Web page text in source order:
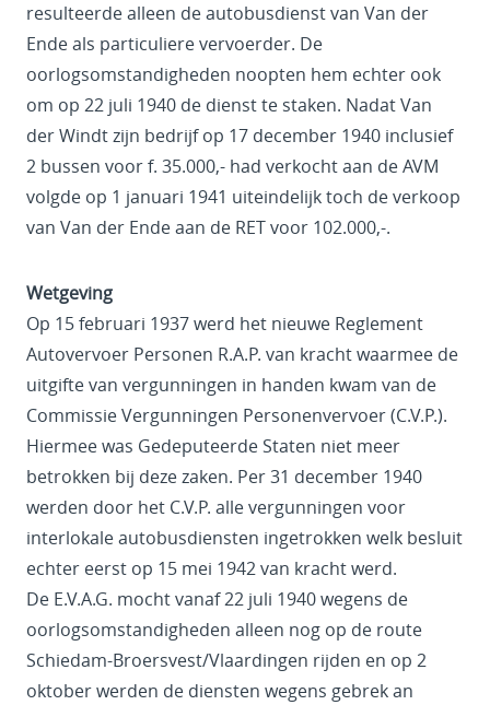
resulteerde alleen de autobusdienst van Van der
Ende als particuliere vervoerder. De
oorlogsomstandigheden noopten hem echter ook
om op 22 juli 1940 de dienst te staken. Nadat Van
der Windt zijn bedrijf op 17 december 1940 inclusief
2 bussen voor f. 35.000,- had verkocht aan de AVM
volgde op 1 januari 1941 uiteindelijk toch de verkoop
van Van der Ende aan de RET voor 102.000,-.
Wetgeving
Op 15 februari 1937 werd het nieuwe Reglement
Autovervoer Personen R.A.P. van kracht waarmee de
uitgifte van vergunningen in handen kwam van de
Commissie Vergunningen Personenvervoer (C.V.P.).
Hiermee was Gedeputeerde Staten niet meer
betrokken bij deze zaken. Per 31 december 1940
werden door het C.V.P. alle vergunningen voor
interlokale autobusdiensten ingetrokken welk besluit
echter eerst op 15 mei 1942 van kracht werd.
De E.V.A.G. mocht vanaf 22 juli 1940 wegens de
oorlogsomstandigheden alleen nog op de route
Schiedam-Broersvest/Vlaardingen rijden en op 2
oktober werden de diensten wegens gebrek an